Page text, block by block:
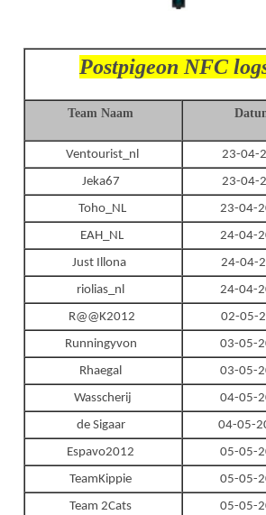
Postpigeon NFC
Team Naam
Ventourist_nl 23-04-
Jeka67
23-04-
Toho_NL
23-04-
EAH_NL
24-04-
Just Illona
24-04-
riolias_nl
24-04-
R@@K2012
02-05-
Runningyvon
03-05-
Rhaegal
03-05-
Wasscherij
04-05-
de Sigaar
04-05-
Espavo2012
05-05-
TeamKippie
05-05-
Team 2Cats
05-05-